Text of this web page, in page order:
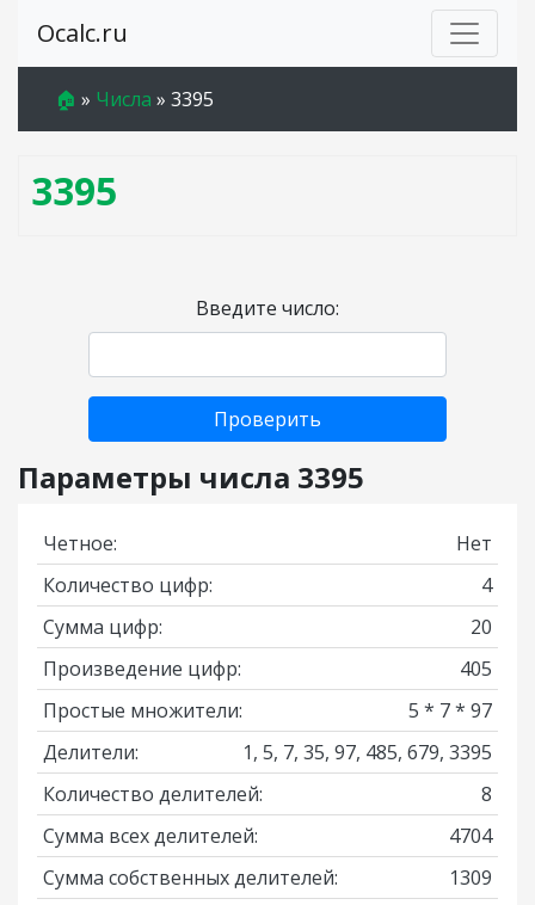
Ocalc.ru
🏠 » Числа » 3395
3395
Введите число:
Проверить
Параметры числа 3395
Четное:
Нет
Количество цифр:
4
Сумма цифр:
20
Произведение цифр:
405
Простые множители:
5 * 7 * 97
Делители:
1, 5, 7, 35, 97, 485, 679, 3395
Количество делителей:
8
Сумма всех делителей:
4704
Сумма собственных делителей:
1309